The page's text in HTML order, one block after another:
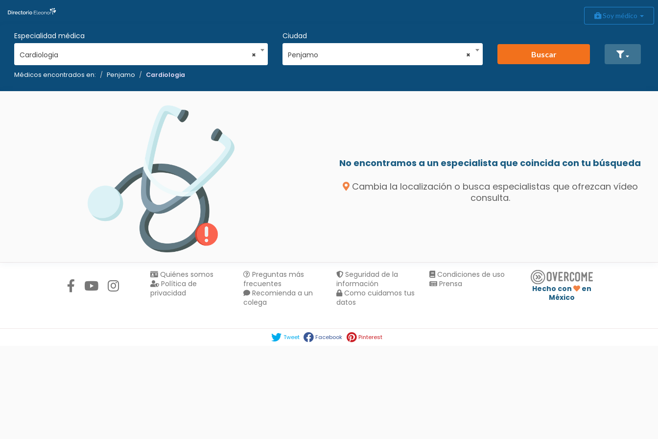
Soy médico
Especialidad médica
×
Cardiologia
Ciudad
×
Penjamo Buscar
Médicos encontrados en: Penjamo Cardiologia
No encontramos a un especialista que coincida con tu búsqueda
Cambia la localización o busca especialistas que ofrezcan vídeo
consulta.
Quiénes somos
Política de
privacidad
Preguntas más
frecuentes
Recomienda a un
colega
Seguridad de la
información
Como cuidamos tus
datos
Condiciones de uso
Prensa
Hecho con
en
México
Tweet Facebook Pinterest